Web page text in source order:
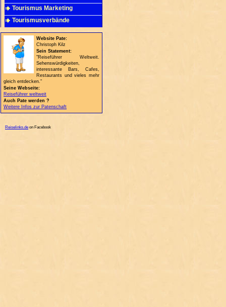
Tourismus Marketing
Tourismusverbände
Website Pate:
Christoph Kilz
Sein Statement:
"Reiseführer Weltweit.
Sehenswürdigkeiten,
interessante Bars, Cafes,
Restaurants und vieles mehr
gleich entdecken."
Seine Webseite:
Reiseführer weltweit
Auch Pate werden ?
Weitere Infos zur Patenschaft
Reiselinks.de on Facebook